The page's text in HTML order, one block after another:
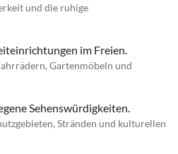
und die ruhige
im Freien.
Gartenmöbeln und
Sehenswürdigkeiten.
Stränden und kulturellen